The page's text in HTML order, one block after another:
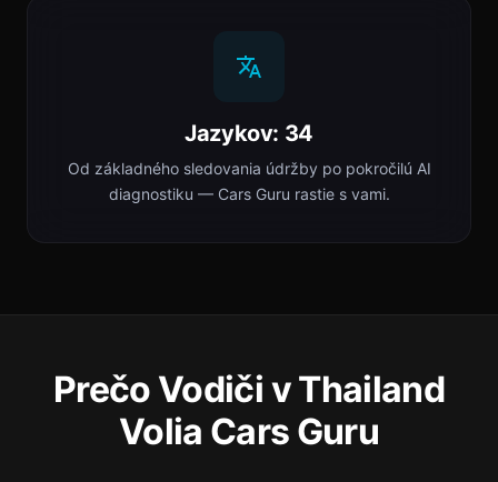
Jazykov: 34
Od základného sledovania údržby po pokročilú AI
diagnostiku — Cars Guru rastie s vami.
Prečo Vodiči v Thailand
Volia Cars Guru